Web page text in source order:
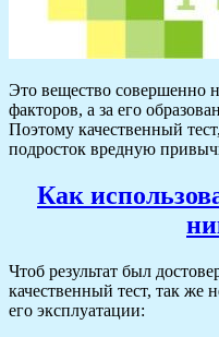
Это вещество совершенно
факторов, а за его
Поэтому качественный
подросток вредную
Как
Чтоб результат был
качественный тест, так же
его эксплуатации: